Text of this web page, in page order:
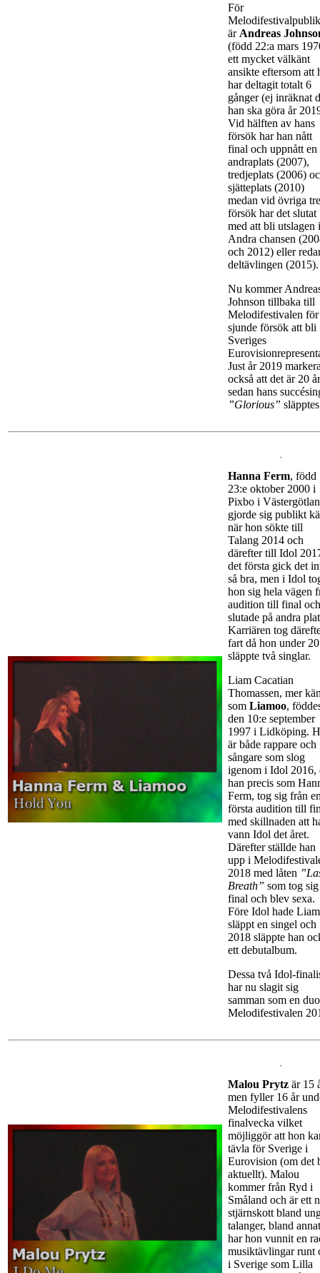
För
är Andreas
(född 22:a mars
ett mycket välkänt
ansikte eftersom att
har deltagit totalt 6
gånger (ej inräknat
han ska göra år
Vid hälften av hans
försök har han nått
final och uppnått en
andraplats (2007),
tredjeplats (2006)
sjätteplats (2010)
medan vid övriga tre
försök har det slutat
med att bli utslagen i
Andra chansen
och 2012) eller
deltävlingen (2015).
Nu kommer
Johnson tillbaka till
Melodifestivalen för
sjunde försök att bli
Sveriges
Just år 2019
också att det är 20 år
sedan hans
”Glorious”
Hanna Ferm, född
23:e oktober 2000 i
Pixbo i
gjorde sig publikt
när hon sökte till
Talang 2014 och
därefter till Idol
det första gick det
så bra, men i Idol
hon sig hela vägen
audition till final och
slutade på andra
Karriären tog
fart då hon under
släppte två singlar.
Liam Cacatian
Thomassen, mer
som Liamoo,
den 10:e september
1997 i Lidköping.
är både rappare och
sångare som slog
igenom i Idol 2016,
han precis som
Ferm, tog sig från
första audition till
med skillnaden att
vann Idol det året.
Därefter ställde han
upp i
2018 med låten
Breath” som tog
final och blev sexa.
Före Idol hade
släppt en singel och
2018 släppte han
ett debutalbum.
Dessa två Idol-
har nu slagit sig
samman som en
Melodifestivalen
Malou Prytz är 15
men fyller 16 år
Melodifestivalens
finalvecka vilket
möjliggör att hon
tävla för Sverige i
Eurovision (om det
aktuellt). Malou
kommer från Ryd i
Småland och är ett
stjärnskott bland
talanger, bland annat
har hon vunnit en
musiktävlingar runt
i Sverige som Lilla